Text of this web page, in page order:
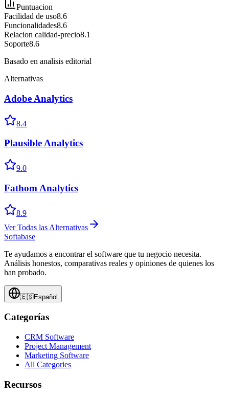
Puntuacion
Facilidad de uso8.6
Funcionalidades8.6
Relacion calidad-precio8.1
Soporte8.6
Basado en analisis editorial
Alternativas
Adobe Analytics
8.4
Plausible Analytics
9.0
Fathom Analytics
8.9
Ver Todas las Alternativas
Softabase
Te ayudamos a encontrar el software que tu negocio necesita.
Análisis honestos, comparativas reales y opiniones de quienes los
han probado.
🇪🇸Español
Categorías
CRM Software
Project Management
Marketing Software
All Categories
Recursos